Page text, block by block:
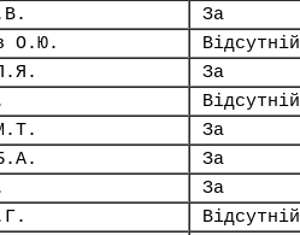
За
О.Ю.
Відсутній
За
Відсутній
За
За
За
Відсутній